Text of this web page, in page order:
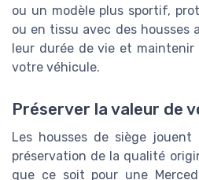
ou un modèle plus sportif,
ou en tissu avec des housses
leur durée de vie et
votre véhicule.
Préserver la valeur de
Les housses de siège
préservation de la qualité
que ce soit pour une